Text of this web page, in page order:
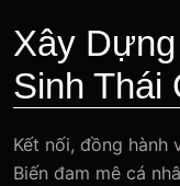
Xây
Sinh Thái
Kết nối, đồng hành
Biến đam mê cá